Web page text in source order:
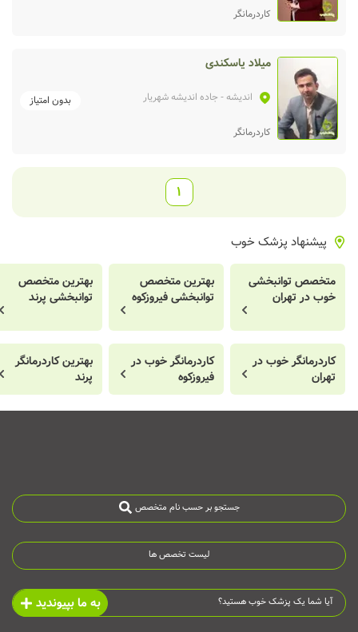
کاردرمانگر
میلاد یاسکندی
اندیشه- جاده اندیشه شهریار بدون امتیاز
کاردرمانگر
1
پیشنهاد پزشک خوب
متخصص توانبخشی
خوب در تهران
بهترین متخصص
توانبخشی فیروزکوه
بهترین متخصص
توانبخشی پرند
کاردرمانگر خوب در
تهران
کاردرمانگر خوب در
فیروزکوه
بهترین کاردرمانگر
پرند
جستجو بر حسب نام متخصص
لیست تخصص ها
آیا شما یک پزشک خوب هستید؟ به ما بپیوندید